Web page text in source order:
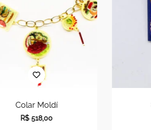
Colar Moldí
R$518,00